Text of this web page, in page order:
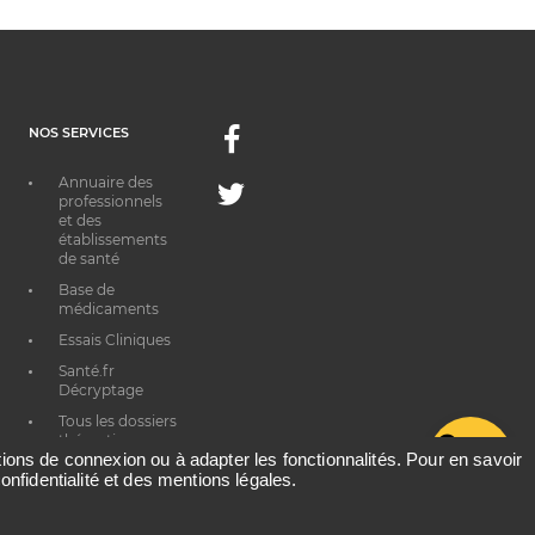
NOS SERVICES
Annuaire des
professionnels
et des
établissements
de santé
Base de
médicaments
Essais Cliniques
Santé.fr
Décryptage
Tous les dossiers
thématiques
Facebook
Twitter
de connexion ou à adapter les fonctionnalités. Pour en savoir
et des mentions légales.